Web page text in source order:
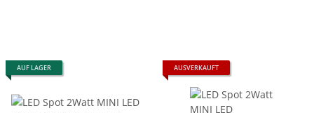
AUF LAGER AUSVERKAUFT